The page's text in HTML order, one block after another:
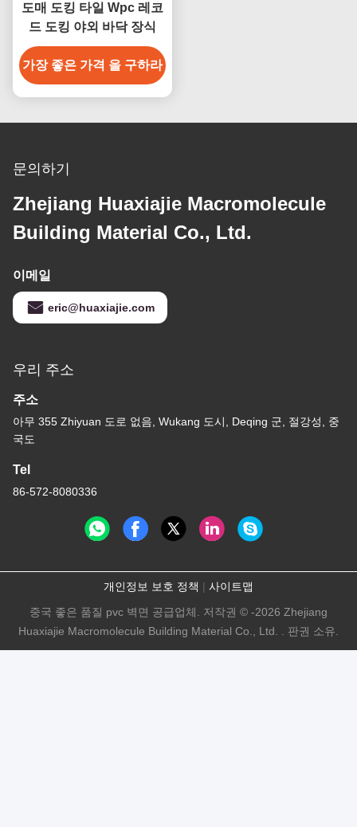
도매 도킹 타일 Wpc 레코
드 도킹 야외 바닥 장식
가장 좋은 가격 을 구하라
문의하기
Zhejiang Huaxiajie Macromolecule
Building Material Co., Ltd.
이메일
eric@huaxiajie.com
우리 주소
주소
아무 355 Zhiyuan 도로 없음, Wukang 도시, Deqing 군, 절강성, 중
국도
Tel
86-572-8080336
개인정보 보호 정책 | 사이트맵
중국 좋은 품질 pvc 벽면 공급업체. 저작권 © -2026 Zhejiang
Huaxiajie Macromolecule Building Material Co., Ltd. . 판권 소유.